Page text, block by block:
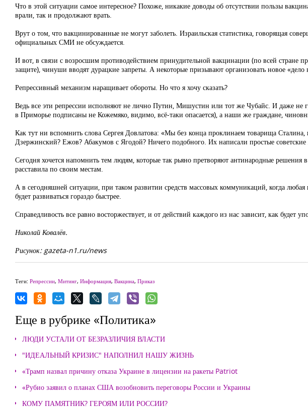
Что в этой ситуации самое интересное? Похоже, никакие доводы об отсутствии пользы
врали, так и продолжают врать.
Врут о том, что вакцинированные не могут заболеть. Израильская статистика, говорящая
официальных СМИ не обсуждается.
И вот, в связи с возросшим противодействием принудительной вакцинации (по всей стране
защите), чинуши вводят дурацкие запреты. А некоторые призывают организовать новое
Репрессивный механизм наращивает обороты. Но что я хочу сказать?
Ведь все эти репрессии исполняют не лично Путин, Мишустин или тот же Чубайс. И даже не
в Приморье подписаны не Кожемяко, видимо, всё-таки опасается), а наши же граждане,
Как тут ни вспомнить слова Сергея Довлатова: «Мы без конца проклинаем товарища
Дзержинский? Ежов? Абакумов с Ягодой? Ничего подобного. Их написали простые
Сегодня хочется напомнить тем людям, которые так рьяно претворяют антинародные
расставила по своим местам.
А в сегодняшней ситуации, при таком развитии средств массовых коммуникаций, когда
будет развиваться гораздо быстрее.
Справедливость все равно восторжествует, и от действий каждого из нас зависит, как будет
Николай Ковалёв.
Рисунок: gazeta-n1.ru/news
Теги: Репрессии, Митинг, Информация, Вакцина, Приказ
Еще в рубрике «Политика»
ЛЮДИ УСТАЛИ ОТ БЕЗРАЗЛИЧИЯ ВЛАСТИ
"ИДЕАЛЬНЫЙ КРИЗИС" НАПОЛНИЛ НАШУ ЖИЗНЬ
«Трамп назвал причину отказа Украине в лицензии на ракеты Patriot
«Рубио заявил о планах США возобновить переговоры России и Украины
КОМУ ПАМЯТНИК? ГЕРОЯМ ИЛИ РОССИИ?